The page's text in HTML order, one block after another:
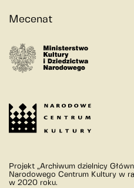
Mecenat
Projekt „Archiwum dzielnicy
Narodowego Centrum Kultury w
w 2020 roku.